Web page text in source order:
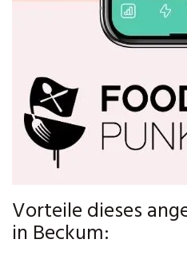
Vorteile dieses
in Beckum: